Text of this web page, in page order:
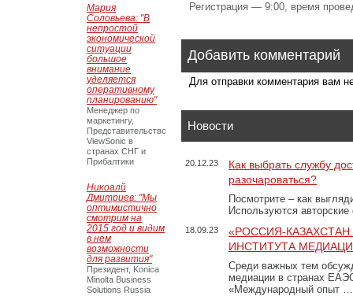
Регистрация — 9:00, время
Добавить комментарий
Для отправки комментария вам
Новости
20.12.23
Как выбрать службу
разочароваться?
Посмотрите – как
Используются
18.09.23
«РОССИЯ-
ИНСТИТУТА
Среди важных тем
медиации в странах
«Международный опыт …
Мария
Соловьева: "В
непростой
экономической
ситуации
большое
внимание
уделяется
оперативному
планированию"
Менеджер по
маркетингу,
Представительство
ViewSonic в
странах СНГ и
Прибалтики
Никоалй
Дмитриев: "Мы
оптимистично
смотрим на
2015 год и видим
в нем
возможности
для развития"
Президент, Konica
Minolta Business
Solutions Russia